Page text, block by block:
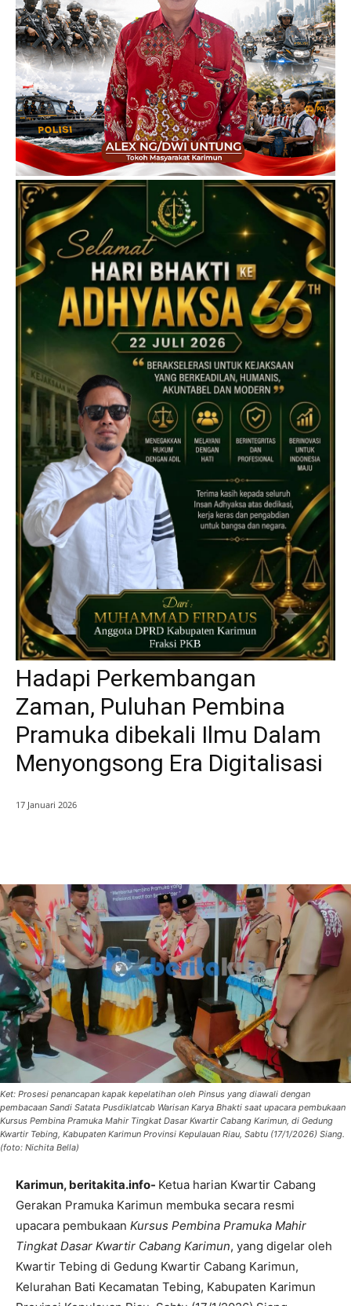
Hadapi Perkembangan
Zaman, Puluhan Pembina
Pramuka dibekali Ilmu Dalam
Menyongsong Era Digitalisasi
17 Januari 2026
Ket: Prosesi penancapan kapak kepelatihan oleh Pinsus yang diawali dengan
pembacaan Sandi Satata Pusdiklatcab Warisan Karya Bhakti saat upacara pembukaan
Kursus Pembina Pramuka Mahir Tingkat Dasar Kwartir Cabang Karimun, di Gedung
Kwartir Tebing, Kabupaten Karimun Provinsi Kepulauan Riau, Sabtu (17/1/2026) Siang.
(foto: Nichita Bella)
Karimun, beritakita.info- Ketua harian Kwartir Cabang
Gerakan Pramuka Karimun membuka secara resmi
upacara pembukaan Kursus Pembina Pramuka Mahir
Tingkat Dasar Kwartir Cabang Karimun, yang digelar oleh
Kwartir Tebing di Gedung Kwartir Cabang Karimun,
Kelurahan Bati Kecamatan Tebing, Kabupaten Karimun